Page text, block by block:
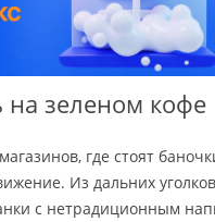
зеленом кофе
где стоят
Из дальних
с нетрадиционным